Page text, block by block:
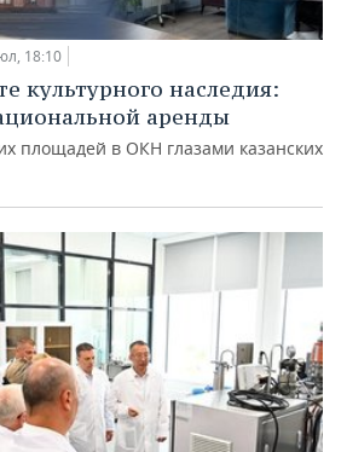
18:10
культурного наследия:
аренды
площадей в ОКН глазами казанских